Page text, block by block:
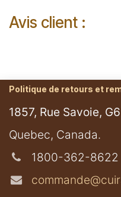
Avis client :
Politique de retours et
1857, Rue Savoie,
​Quebec, Canada.
1800-362-8622